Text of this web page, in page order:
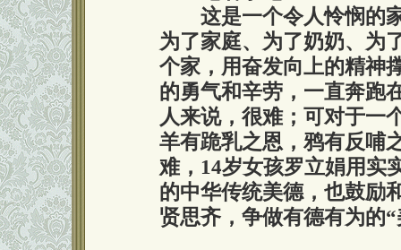
这是一个令人怜悯的家
为了家庭、为了奶奶、为
个家，用奋发向上的精神
的勇气和辛劳，一直奔跑
人来说，很难；可对于一
羊有跪乳之恩，鸦有反哺
难，14岁女孩罗立娟用实
的中华传统美德，也鼓励
贤思齐，争做有德有为的